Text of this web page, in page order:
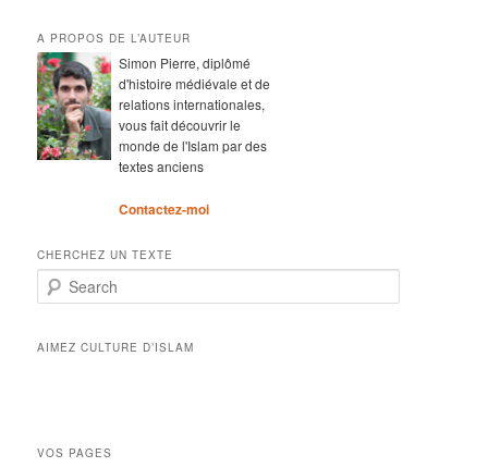
A PROPOS DE L’AUTEUR
Simon Pierre, diplômé
d'histoire médiévale et de
relations internationales,
vous fait découvrir le
monde de l'Islam par des
textes anciens
Contactez-moi
CHERCHEZ UN TEXTE
Search
AIMEZ CULTURE D’ISLAM
VOS PAGES